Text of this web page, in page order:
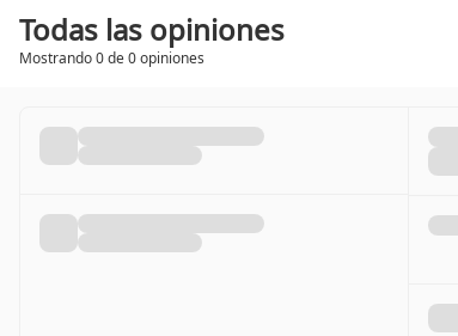
Todas las opiniones
Mostrando 0 de 0 opiniones